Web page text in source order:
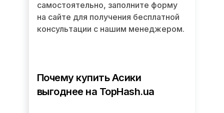
самостоятельно, заполните форму
на сайте для получения бесплатной
консультации с нашим менеджером.
Почему купить Асики
выгоднее на TopHash.ua